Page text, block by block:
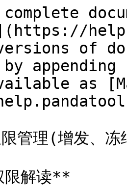
versions of
as
管理(增发、冻
解读**